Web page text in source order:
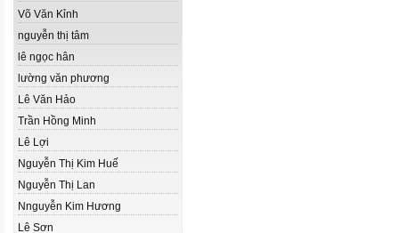
Võ Văn Kỉnh
nguyễn thị tâm
lê ngọc hân
lường văn phương
Lê Văn Hảo
Trần Hồng Minh
Lê Lợi
Nguyễn Thị Kim Huế
Nguyễn Thị Lan
Nnguyễn Kim Hương
Lê Sơn